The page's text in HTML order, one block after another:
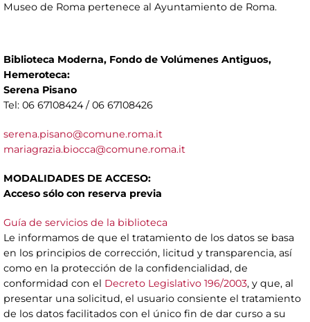
Museo de Roma pertenece al Ayuntamiento de Roma.
Biblioteca Moderna, Fondo de Volúmenes Antiguos,
Hemeroteca:
Serena Pisano
Tel: 06 67108424 / 06 67108426
serena.pisano@comune.roma.it
mariagrazia.biocca@comune.roma.it
MODALIDADES DE ACCESO:
Acceso sólo con reserva previa
Guía de servicios de la biblioteca
Le informamos de que el tratamiento de los datos se basa
en los principios de corrección, licitud y transparencia, así
como en la protección de la confidencialidad, de
conformidad con el Decreto Legislativo 196/2003, y que, al
presentar una solicitud, el usuario consiente el tratamiento
de los datos facilitados con el único fin de dar curso a su